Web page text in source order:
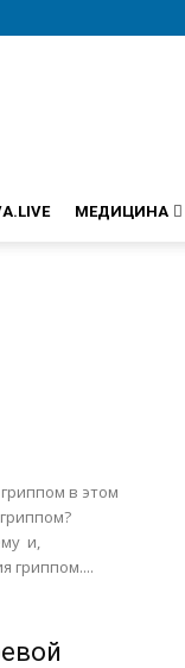
МЕДИЦИНА
в этом
и,
гриппом....